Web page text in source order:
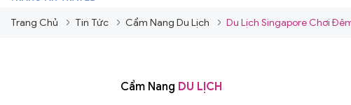
Trang Chủ Tin Tức Cẩm Nang Du Lịch Du Lịch Singapore Chơi
Cẩm Nang DU LỊCH